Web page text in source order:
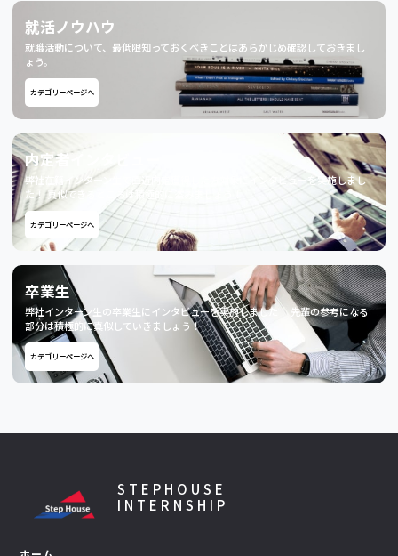
就活ノウハウ
就職活動について、最低限知っておくべきことはあらかじめ確認しておきまし
ょう。
カテゴリーページへ
内定者インタビュー
弊社在籍インターン生で直近内定獲得した方対象にインタビューを実施しまし
た！ 真似できるところは積極的に盗みましょう！
カテゴリーページへ
卒業生
弊社インターン生の卒業生にインタビューを実施しました！ 先輩の参考になる
部分は積極的に真似していきましょう！
カテゴリーページへ
STEPHOUSE
INTERNSHIP